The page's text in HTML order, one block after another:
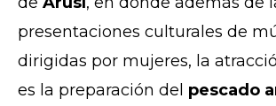
presentaciones culturales de
dirigidas por mujeres, la
es la preparación del pescado